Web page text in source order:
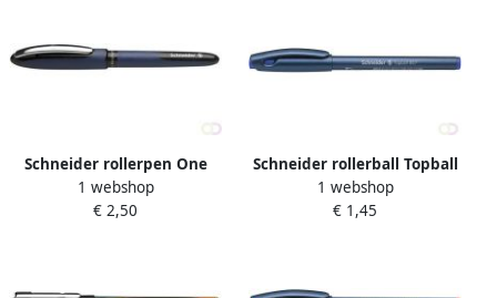
Schneider rollerpen One
Business 0.6mm zwart
1 webshop
€ 2,50
Schneider rollerball Topball
857 0 6mm blauw
1 webshop
€ 1,45